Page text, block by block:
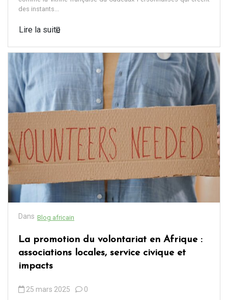
des instants...
Lire la suite
Dans Blog africain
La promotion du volontariat en Afrique :
associations locales, service civique et
impacts
25 mars 2025 0